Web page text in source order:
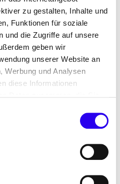
zu gestalten, Inhalte und
Funktionen für soziale
und die Zugriffe auf unsere
geben wir
unserer Website an
Werbung und Analysen
diese Informationen
haben.
hin zur
Investitionen
die Industrie jedoch
Herausforderungen.
für Wirtschaft und
dena und die Frankfurt
beauftragt,
ein
hilfreich sein
die Ergebnisse der